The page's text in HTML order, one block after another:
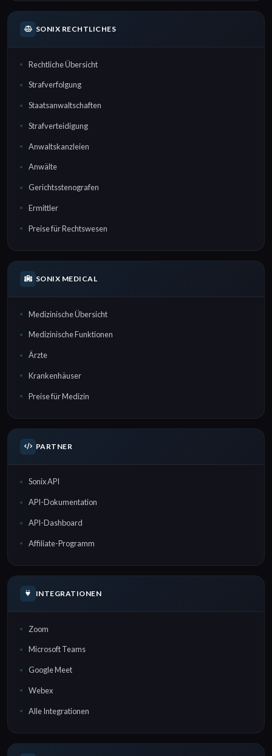
SONIX RECHTLICHES
Rechtliche Übersicht
Strafverfolgung
Staatsanwaltschaften
Strafverteidigung
Anwaltskanzleien
Anwälte
Gerichtsstenografen
Ermittler
Preise für Rechtswesen
SONIX MEDICAL
Medizinische Übersicht
Medizinische Funktionen
Ärzte
Krankenhäuser
Preise für Medizin
PARTNER
Sonix API
API-Dokumentation
API-Dashboard
Affiliate-Programm
INTEGRATIONEN
Zoom
Microsoft Teams
Google Meet
Webex
Alle Integrationen